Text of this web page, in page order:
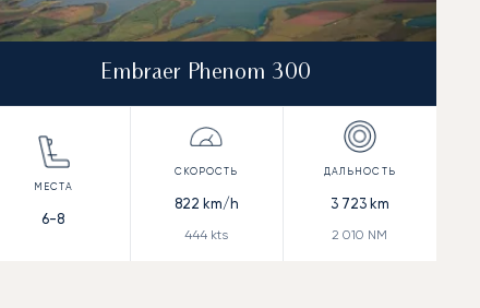
Embraer Phenom 300
6-8
822 km/h
444 kts
3 723km
2 010 NM